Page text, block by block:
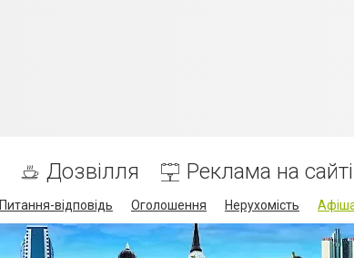
Дозвілля Реклама на сайті
Питання-відповідь Оголошення Нерухомість